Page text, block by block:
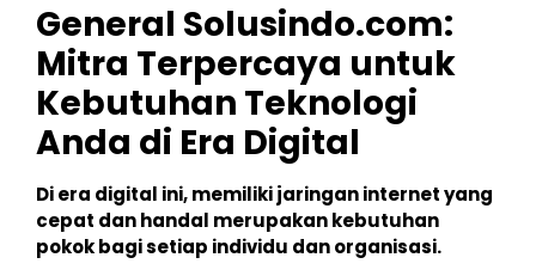
General Solusindo.com:
Mitra Terpercaya untuk
Kebutuhan Teknologi
Anda di Era Digital
Di era digital ini, memiliki jaringan internet yang
cepat dan handal merupakan kebutuhan
pokok bagi setiap individu dan organisasi.